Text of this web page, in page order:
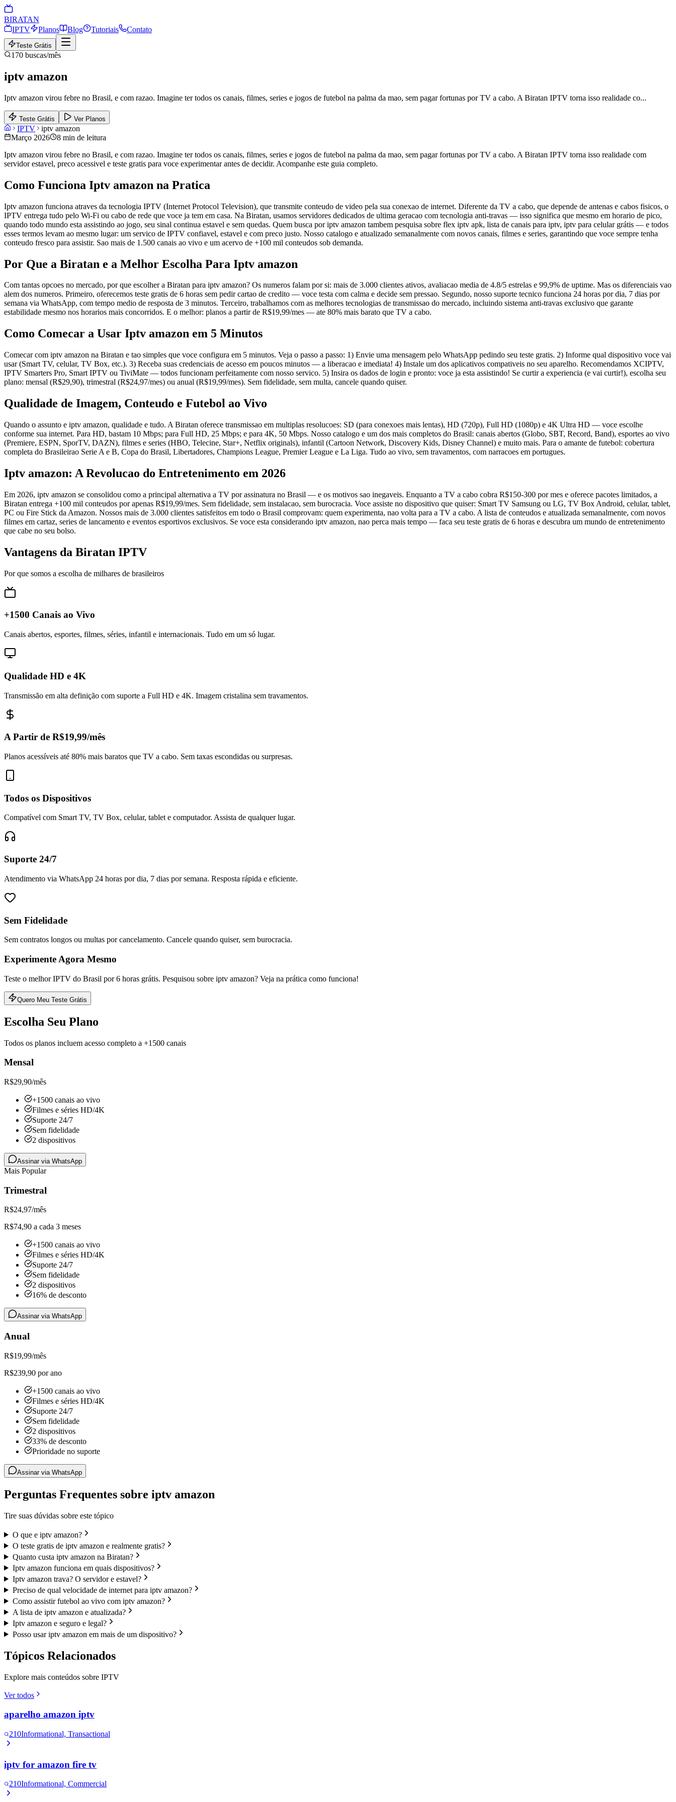
BIRATAN
IPTV
Planos Blog Tutoriais Contato
Teste Grátis
170 buscas/mês
iptv amazon
Iptv amazon virou febre no Brasil, e com razao. Imagine ter todos os canais, filmes, series e jogos de futebol na palma da mao, sem pagar fortunas por TV a cabo. A Biratan IPTV torna isso realidade co...
Teste Grátis Ver Planos
IPTV
iptv amazon
Março 2026
8 min de leitura
Iptv amazon virou febre no Brasil, e com razao. Imagine ter todos os canais, filmes, series e jogos de futebol na palma da mao, sem pagar fortunas por TV a cabo. A Biratan IPTV torna isso realidade com
servidor estavel, preco acessivel e teste gratis para voce experimentar antes de decidir. Acompanhe este guia completo.
Como Funciona Iptv amazon na Pratica
Iptv amazon funciona atraves da tecnologia IPTV (Internet Protocol Television), que transmite conteudo de video pela sua conexao de internet. Diferente da TV a cabo, que depende de antenas e cabos fisicos, o
IPTV entrega tudo pelo Wi-Fi ou cabo de rede que voce ja tem em casa. Na Biratan, usamos servidores dedicados de ultima geracao com tecnologia anti-travas — isso significa que mesmo em horario de pico,
quando todo mundo esta assistindo ao jogo, seu sinal continua estavel e sem quedas. Quem busca por iptv amazon tambem pesquisa sobre flex iptv apk, lista de canais para iptv, iptv para celular grátis — e todos
esses termos levam ao mesmo lugar: um servico de IPTV confiavel, estavel e com preco justo. Nosso catalogo e atualizado semanalmente com novos canais, filmes e series, garantindo que voce sempre tenha
conteudo fresco para assistir. Sao mais de 1.500 canais ao vivo e um acervo de +100 mil conteudos sob demanda.
Por Que a Biratan e a Melhor Escolha Para Iptv amazon
Com tantas opcoes no mercado, por que escolher a Biratan para iptv amazon? Os numeros falam por si: mais de 3.000 clientes ativos, avaliacao media de 4.8/5 estrelas e 99,9% de uptime. Mas os diferenciais vao
alem dos numeros. Primeiro, oferecemos teste gratis de 6 horas sem pedir cartao de credito — voce testa com calma e decide sem pressao. Segundo, nosso suporte tecnico funciona 24 horas por dia, 7 dias por
semana via WhatsApp, com tempo medio de resposta de 3 minutos. Terceiro, trabalhamos com as melhores tecnologias de transmissao do mercado, incluindo sistema anti-travas exclusivo que garante
estabilidade mesmo nos horarios mais concorridos. E o melhor: planos a partir de R$19,99/mes — ate 80% mais barato que TV a cabo.
Como Comecar a Usar Iptv amazon em 5 Minutos
Comecar com iptv amazon na Biratan e tao simples que voce configura em 5 minutos. Veja o passo a passo: 1) Envie uma mensagem pelo WhatsApp pedindo seu teste gratis. 2) Informe qual dispositivo voce vai
usar (Smart TV, celular, TV Box, etc.). 3) Receba suas credenciais de acesso em poucos minutos — a liberacao e imediata! 4) Instale um dos aplicativos compativeis no seu aparelho. Recomendamos XCIPTV,
IPTV Smarters Pro, Smart IPTV ou TiviMate — todos funcionam perfeitamente com nosso servico. 5) Insira os dados de login e pronto: voce ja esta assistindo! Se curtir a experiencia (e vai curtir!), escolha seu
plano: mensal (R$29,90), trimestral (R$24,97/mes) ou anual (R$19,99/mes). Sem fidelidade, sem multa, cancele quando quiser.
Qualidade de Imagem, Conteudo e Futebol ao Vivo
Quando o assunto e iptv amazon, qualidade e tudo. A Biratan oferece transmissao em multiplas resolucoes: SD (para conexoes mais lentas), HD (720p), Full HD (1080p) e 4K Ultra HD — voce escolhe
conforme sua internet. Para HD, bastam 10 Mbps; para Full HD, 25 Mbps; e para 4K, 50 Mbps. Nosso catalogo e um dos mais completos do Brasil: canais abertos (Globo, SBT, Record, Band), esportes ao vivo
(Premiere, ESPN, SporTV, DAZN), filmes e series (HBO, Telecine, Star+, Netflix originals), infantil (Cartoon Network, Discovery Kids, Disney Channel) e muito mais. Para o amante de futebol: cobertura
completa do Brasileirao Serie A e B, Copa do Brasil, Libertadores, Champions League, Premier League e La Liga. Tudo ao vivo, sem travamentos, com narracoes em portugues.
Iptv amazon: A Revolucao do Entretenimento em 2026
Em 2026, iptv amazon se consolidou como a principal alternativa a TV por assinatura no Brasil — e os motivos sao inegaveis. Enquanto a TV a cabo cobra R$150-300 por mes e oferece pacotes limitados, a
Biratan entrega +100 mil conteudos por apenas R$19,99/mes. Sem fidelidade, sem instalacao, sem burocracia. Voce assiste no dispositivo que quiser: Smart TV Samsung ou LG, TV Box Android, celular, tablet,
PC ou Fire Stick da Amazon. Nossos mais de 3.000 clientes satisfeitos em todo o Brasil comprovam: quem experimenta, nao volta para a TV a cabo. A lista de conteudos e atualizada semanalmente, com novos
filmes em cartaz, series de lancamento e eventos esportivos exclusivos. Se voce esta considerando iptv amazon, nao perca mais tempo — faca seu teste gratis de 6 horas e descubra um mundo de entretenimento
que cabe no seu bolso.
Vantagens da Biratan IPTV
Por que somos a escolha de milhares de brasileiros
+1500 Canais ao Vivo
Canais abertos, esportes, filmes, séries, infantil e internacionais. Tudo em um só lugar.
Qualidade HD e 4K
Transmissão em alta definição com suporte a Full HD e 4K. Imagem cristalina sem travamentos.
A Partir de R$19,99/mês
Planos acessíveis até 80% mais baratos que TV a cabo. Sem taxas escondidas ou surpresas.
Todos os Dispositivos
Compatível com Smart TV, TV Box, celular, tablet e computador. Assista de qualquer lugar.
Suporte 24/7
Atendimento via WhatsApp 24 horas por dia, 7 dias por semana. Resposta rápida e eficiente.
Sem Fidelidade
Sem contratos longos ou multas por cancelamento. Cancele quando quiser, sem burocracia.
Experimente Agora Mesmo
Teste o melhor IPTV do Brasil por 6 horas grátis. Pesquisou sobre iptv amazon? Veja na prática como funciona!
Quero Meu Teste Grátis
Escolha Seu Plano
Todos os planos incluem acesso completo a +1500 canais
Mensal
R$29,90/mês
+1500 canais ao vivo
Filmes e séries HD/4K
Suporte 24/7
Sem fidelidade
2 dispositivos
Assinar via WhatsApp
Mais Popular
Trimestral
R$24,97/mês
R$74,90 a cada 3 meses
+1500 canais ao vivo
Filmes e séries HD/4K
Suporte 24/7
Sem fidelidade
2 dispositivos
16% de desconto
Assinar via WhatsApp
Anual
R$19,99/mês
R$239,90 por ano
+1500 canais ao vivo
Filmes e séries HD/4K
Suporte 24/7
Sem fidelidade
2 dispositivos
33% de desconto
Prioridade no suporte
Assinar via WhatsApp
Perguntas Frequentes sobre iptv amazon
Tire suas dúvidas sobre este tópico
O que e iptv amazon?
O teste gratis de iptv amazon e realmente gratis?
Quanto custa iptv amazon na Biratan?
Iptv amazon funciona em quais dispositivos?
Iptv amazon trava? O servidor e estavel?
Preciso de qual velocidade de internet para iptv amazon?
Como assistir futebol ao vivo com iptv amazon?
A lista de iptv amazon e atualizada?
Iptv amazon e seguro e legal?
Posso usar iptv amazon em mais de um dispositivo?
Tópicos Relacionados
Explore mais conteúdos sobre IPTV
Ver todos
aparelho amazon iptv
210Informational, Transactional
iptv for amazon fire tv
210Informational, Commercial